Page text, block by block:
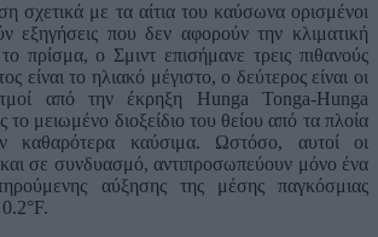
σχετικά με τα αίτια του καύσωνα ορισμένοι
εξηγήσεις που δεν αφορούν την κλιματική
πρίσμα, ο Σμιντ επισήμανε τρεις πιθανούς
είναι το ηλιακό μέγιστο, ο δεύτερος είναι οι
από την έκρηξη Hunga Tonga-Hunga
το μειωμένο διοξείδιο του θείου από τα πλοία
καθαρότερα καύσιμα. Ωστόσο, αυτοί οι
σε συνδυασμό, αντιπροσωπεύουν μόνο ένα
αύξησης της μέσης παγκόσμιας